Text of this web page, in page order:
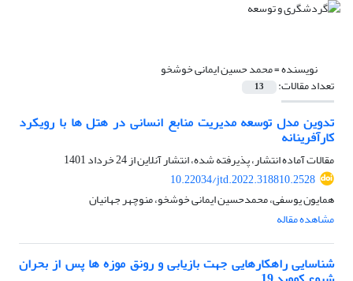
نویسنده =محمد حسین ایمانی خوشخو
تعداد مقالات: 13
تدوین مدل توسعه مدیریت منابع انسانی در هتل ها با رویکرد
کارآفرینانه
مقالات آماده انتشار، پذیرفته شده، انتشار آنلاین از24 خرداد 1401
10.22034/jtd.2022.318810.2528
همایون یوسفی، محمدحسین ایمانی خوشخو، منوچهر جهانیان
مشاهده مقاله
شناسایی راهکارهایی جهت بازیابی و رونق موزه ها پس از بحران